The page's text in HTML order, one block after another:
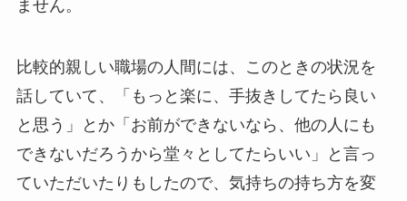
ません。
比較的親しい職場の人間には、このときの状況を
話していて、「もっと楽に、手抜きしてたら良い
と思う」とか「お前ができないなら、他の人にも
できないだろうから堂々としてたらいい」と言っ
ていただいたりもしたので、気持ちの持ち方を変